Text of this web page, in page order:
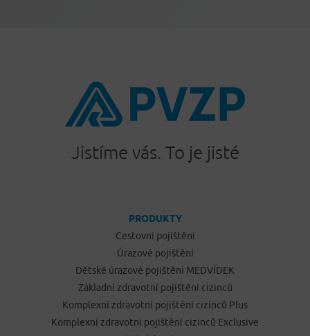
Jistíme vás. To je jisté
PRODUKTY
Cestovní pojištění
Úrazové pojištění
Dětské úrazové pojištění MEDVÍDEK
Základní zdravotní pojištění cizinců
Komplexní zdravotní pojištění cizinců Plus
Komplexní zdravotní pojištění cizinců Exclusive